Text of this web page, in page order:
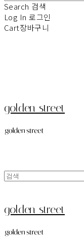
Search 검색
Log In 로그인
Cart장바구니
golden street
golden street